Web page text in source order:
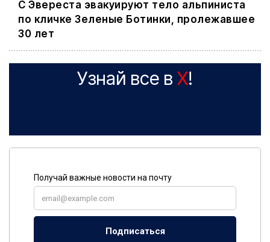
С Эвереста эвакуируют тело альпиниста
по кличке Зеленые Ботинки, пролежавшее
30 лет
Узнай все в X!